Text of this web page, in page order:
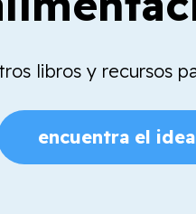
libros y recursos
encuentra el